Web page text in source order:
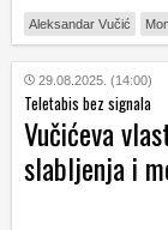
Aleksandar Vučić
29.08.2025. (14:00)
Teletabis bez signala
Vučićeva
slabljenja i